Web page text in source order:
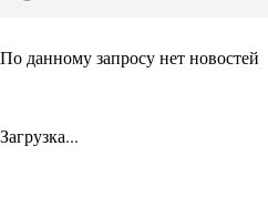
По данному запросу нет новостей
Загрузка...